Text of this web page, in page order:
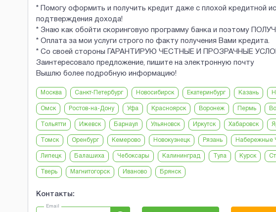
* Помогу оформить и получить кредит даже с плохой кредитной
подтверждения дохода!
* Знаю как обойти скоринговую программу банка и поэтому
* Оплата за мои услуги строго по факту получения Вами кредита.
* Со своей стороны ГАРАНТИРУЮ ЧЕСТНЫЕ И ПРОЗРАЧНЫЕ
Заинтересовало предложение, пишите на электронную почту
Вышлю более подробную информацию!
Москва Санкт-Петербург Новосибирск Екатеринбург Казань
Омск Ростов-на-Дону Уфа Красноярск Воронеж Пермь
Тольятти Ижевск Барнаул Ульяновск Иркутск Хабаровск
Томск Оренбург Кемерово Новокузнецк Рязань Набережные
Липецк Балашиха Чебоксары Калининград Тула Курск
Тверь Магнитогорск Иваново Брянск
Контакты:
Email